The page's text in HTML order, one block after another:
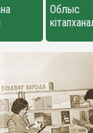
Облыс